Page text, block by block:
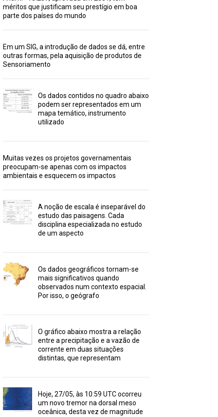
méritos que justificam seu prestígio em boa
parte dos países do mundo
Em um SIG, a introdução de dados se dá, entre
outras formas, pela aquisição de produtos de
Sensoriamento
Os dados contidos no quadro abaixo
podem ser representados em um
mapa temático, instrumento
utilizado
Muitas vezes os projetos governamentais
preocupam-se apenas com os impactos
ambientais e esquecem os impactos
A noção de escala é inseparável do
estudo das paisagens. Cada
disciplina especializada no estudo
de um aspecto
Os dados geográficos tornam-se
mais significativos quando
observados num contexto espacial.
Por isso, o geógrafo
O gráfico abaixo mostra a relação
entre a precipitação e a vazão de
corrente em duas situações
distintas, que representam
Hoje, 27/05, às 10:59 UTC ocorreu
um novo tremor na dorsal meso
oceânica, desta vez de magnitude